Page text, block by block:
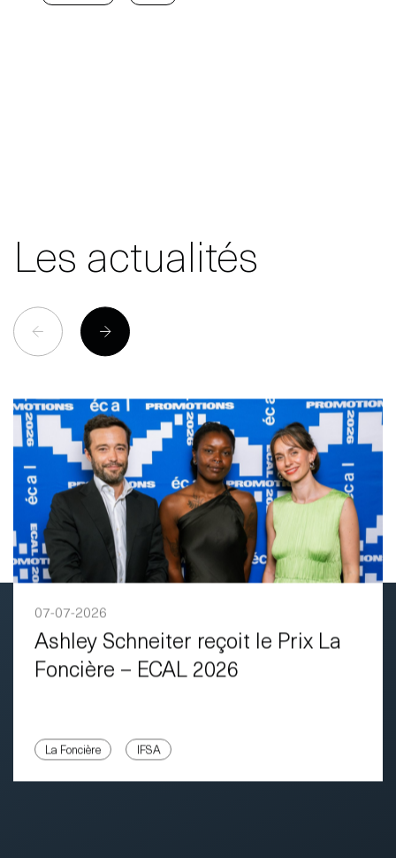
Les actualités
07-07-2026
Ashley Schneiter reçoit le Prix La
Foncière – ECAL 2026
La Foncière IFSA